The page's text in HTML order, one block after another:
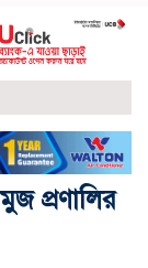
প্রণালির